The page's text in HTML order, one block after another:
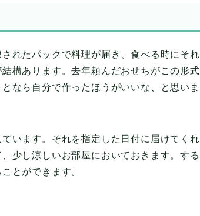
れたパックで料理が届き、食べる時にそれ
構あります。去年頼んだおせちがこの形式
なら自分で作ったほうがいいな、と思いま
います。それを指定した日付に届けてくれ
少し涼しいお部屋においておきます。する
とができます。